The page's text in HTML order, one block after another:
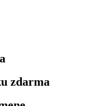
zdarma